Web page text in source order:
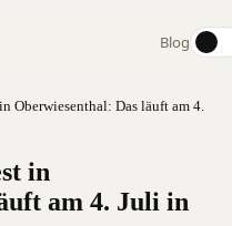
Blog
Oberwiesenthal: Das läuft am 4.
in
am 4. Juli in